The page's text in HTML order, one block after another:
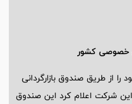
خصوصی کشور
را از طریق صندوق بازارگردانی
این شرکت اعلام کرد این صندوق